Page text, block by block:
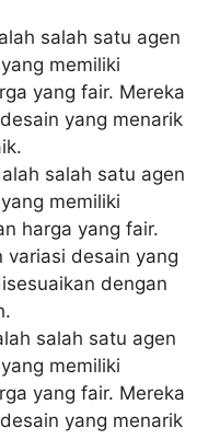
salah satu agen
memiliki
yang fair. Mereka
yang menarik
salah satu agen
memiliki
harga yang fair.
variasi desain yang
dengan
salah satu agen
memiliki
yang fair. Mereka
yang menarik